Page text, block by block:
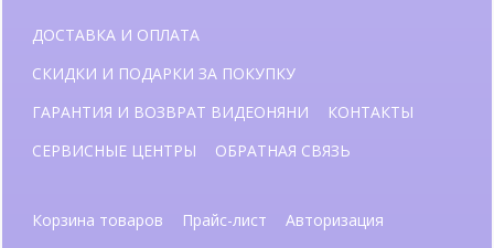
ДОСТАВКА И ОПЛАТА
СКИДКИ И ПОДАРКИ ЗА ПОКУПКУ
ГАРАНТИЯ И ВОЗВРАТ ВИДЕОНЯНИ
КОНТАКТЫ
СЕРВИСНЫЕ ЦЕНТРЫ
ОБРАТНАЯ СВЯЗЬ
Корзина товаров Прайс-лист Авторизация